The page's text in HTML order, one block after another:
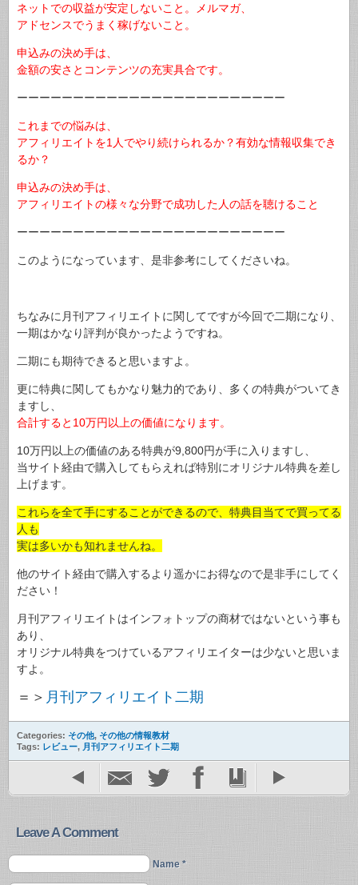
ネットでの収益が安定しないこと。メルマガ、
アドセンスでうまく稼げないこと。
申込みの決め手は、
金額の安さとコンテンツの充実具合です。
ーーーーーーーーーーーーーーーーーーーーーーーー
これまでの悩みは、
アフィリエイトを1人でやり続けられるか？有効な情報収集でき
るか？
申込みの決め手は、
アフィリエイトの様々な分野で成功した人の話を聴けること
ーーーーーーーーーーーーーーーーーーーーーーーー
このようになっています、是非参考にしてくださいね。
ちなみに月刊アフィリエイトに関してですが今回で二期になり、
一期はかなり評判が良かったようですね。
二期にも期待できると思いますよ。
更に特典に関してもかなり魅力的であり、多くの特典がついてき
ますし、
合計すると10万円以上の価値になります。
10万円以上の価値のある特典が9,800円が手に入りますし、
当サイト経由で購入してもらえれば特別にオリジナル特典を差し
上げます。
これらを全て手にすることができるので、特典目当てで買ってる
人も
実は多いかも知れませんね。
他のサイト経由で購入するより遥かにお得なので是非手にしてく
ださい！
月刊アフィリエイトはインフォトップの商材ではないという事も
あり、
オリジナル特典をつけているアフィリエイターは少ないと思いま
すよ。
＝＞ 月刊アフィリエイト二期
Categories: その他, その他の情報教材
Tags: レビュー, 月刊アフィリエイト二期
Leave A Comment
Name *